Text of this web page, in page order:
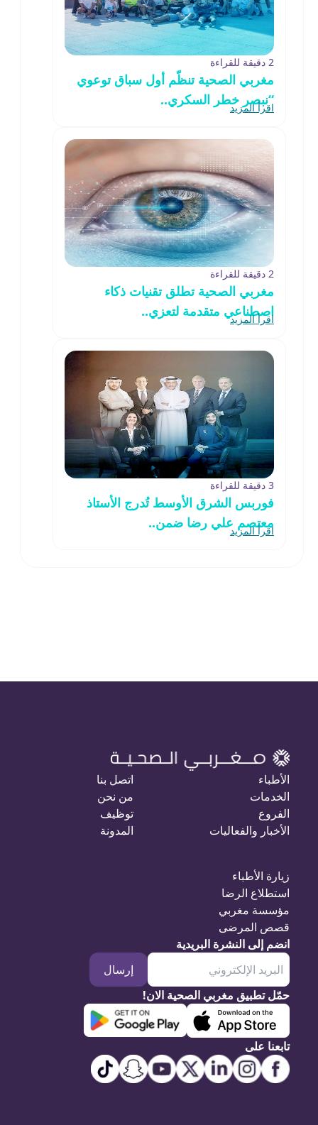
2 دقيقة للقراءة
مغربي الصحية تنظّم أول سباق توعوي
“نبصر خطر السكري..
اقرأ المزيد
2 دقيقة للقراءة
مغربي الصحية تطلق تقنيات ذكاء
اصطناعي متقدمة لتعزي..
اقرأ المزيد
3 دقيقة للقراءة
فوربس الشرق الأوسط تُدرج الأستاذ
معتصم علي رضا ضمن..
اقرأ المزيد
الأطباء
الخدمات
الفروع
الأخبار والفعاليات
اتصل بنا
من نحن
توظيف
المدونة
زيارة الأطباء
استطلاع الرضا
مؤسسة مغربي
قصص المرضى
انضم إلى النشرة البريدية
إرسال
حمّل تطبيق مغربي الصحية الان!
تابعنا على